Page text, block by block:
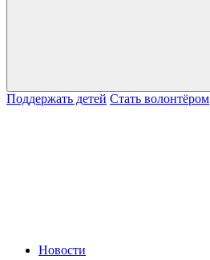
Поддержать детей Стать волонтёром
Новости